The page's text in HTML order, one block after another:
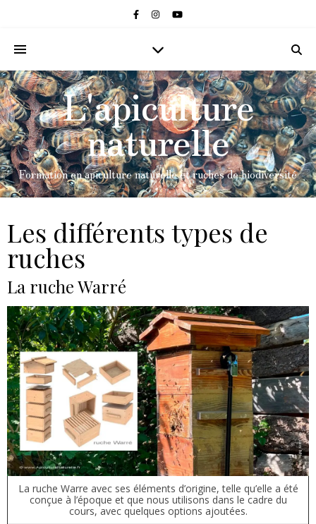
L'apiculture
naturelle
Formation en apiculture naturelle et ruches de biodiversité
Les différents types de
ruches
La ruche Warré
La ruche Warre avec ses éléments d’origine, telle qu’elle a été
conçue à l’époque et que nous utilisons dans le cadre du
cours, avec quelques options ajoutées.